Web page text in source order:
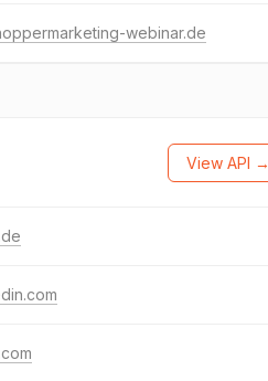
webinar.de
View API →